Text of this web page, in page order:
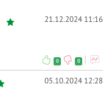
у ході трансляції.
питання та
навчання
і після
21.12.2024 11:16
0 0
05.10.2024 12:28